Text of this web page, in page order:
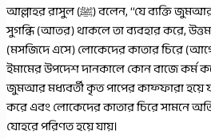
আল্লাহর রাসুল (ﷺ) বলেন, ‘‘যে ব্যক্তি জুমআর দিন গোসল করে, তার স্ত্রীর
সুগন্ধি (আতর) থাকলে তা ব্যবহার করে,
(মসজিদে এসে) লোকেদের কাতার চিরে
ইমামের উপদেশ দানকালে কোন বাজে কর্ম
জুমআর মধ্যবর্তী কৃত পাপের কাফ্ফারা হয়ে
করে এবং লোকেদের কাতার চিরে সামনে
যোহরে পরিণত হয়ে যায়।